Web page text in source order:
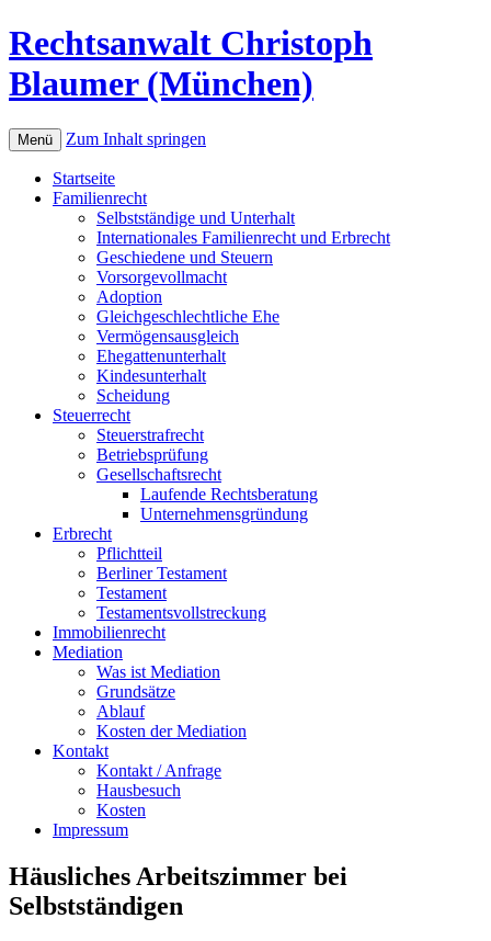
Rechtsanwalt Christoph
Blaumer (München)
Menü Zum Inhalt springen
Startseite
Familienrecht
Selbstständige und Unterhalt
Internationales Familienrecht und Erbrecht
Geschiedene und Steuern
Vorsorgevollmacht
Adoption
Gleichgeschlechtliche Ehe
Vermögensausgleich
Ehegattenunterhalt
Kindesunterhalt
Scheidung
Steuerrecht
Steuerstrafrecht
Betriebsprüfung
Gesellschaftsrecht
Laufende Rechtsberatung
Unternehmensgründung
Erbrecht
Pflichtteil
Berliner Testament
Testament
Testamentsvollstreckung
Immobilienrecht
Mediation
Was ist Mediation
Grundsätze
Ablauf
Kosten der Mediation
Kontakt
Kontakt / Anfrage
Hausbesuch
Kosten
Impressum
Häusliches Arbeitszimmer bei
Selbstständigen